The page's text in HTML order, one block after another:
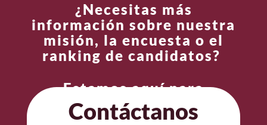
¿Necesitas más
información sobre nuestra
misión, la encuesta o el
ranking de candidatos?
Estamos aquí para
responder tus preguntas.
Contáctanos